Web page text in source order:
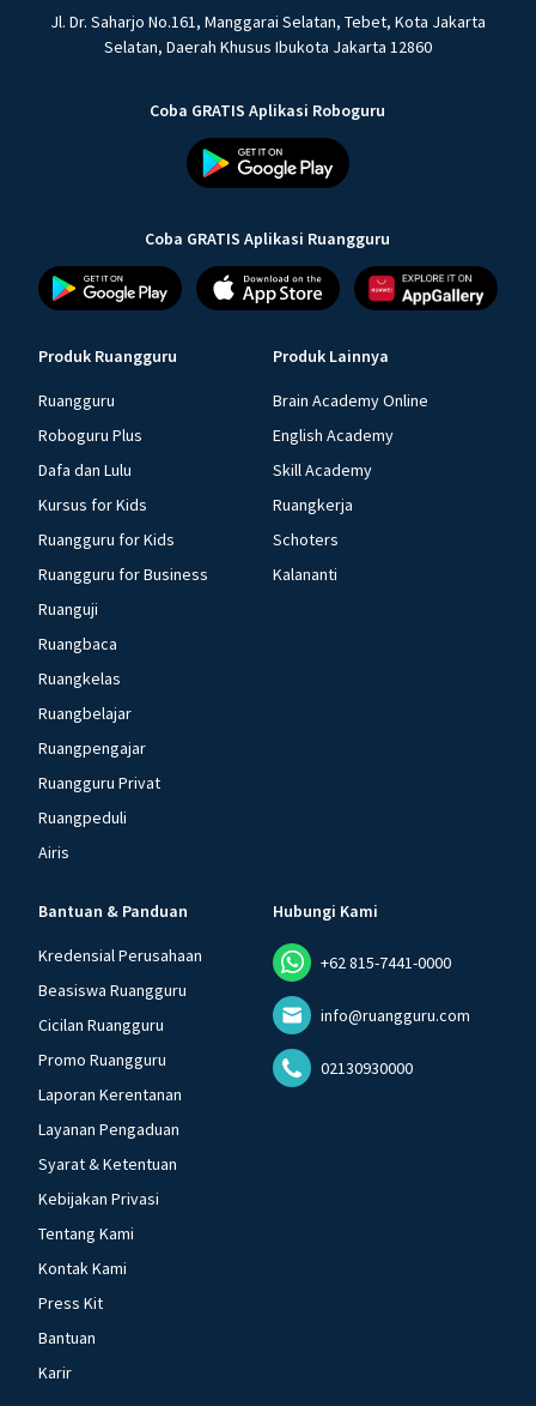
Jl. Dr. Saharjo No.161, Manggarai Selatan, Tebet, Kota Jakarta
Selatan, Daerah Khusus Ibukota Jakarta 12860
Coba GRATIS Aplikasi Roboguru
Coba GRATIS Aplikasi Ruangguru
Produk Ruangguru
Ruangguru
Roboguru Plus
Dafa dan Lulu
Kursus for Kids
Ruangguru for Kids
Ruangguru for Business
Ruanguji
Ruangbaca
Ruangkelas
Ruangbelajar
Ruangpengajar
Ruangguru Privat
Ruangpeduli
Airis
Produk Lainnya
Brain Academy Online
English Academy
Skill Academy
Ruangkerja
Schoters
Kalananti
Bantuan & Panduan
Kredensial Perusahaan
Beasiswa Ruangguru
Cicilan Ruangguru
Promo Ruangguru
Laporan Kerentanan
Layanan Pengaduan
Syarat & Ketentuan
Kebijakan Privasi
Tentang Kami
Kontak Kami
Press Kit
Bantuan
Karir
Hubungi Kami
+62 815-7441-0000
info@ruangguru.com
02130930000